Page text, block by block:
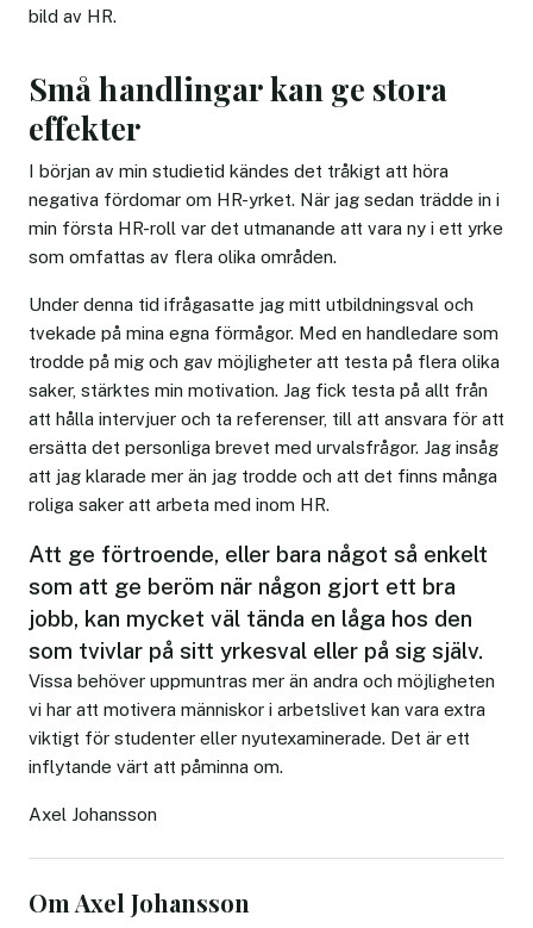
bild av HR.
Små handlingar kan ge stora
effekter
I början av min studietid kändes det tråkigt att höra
negativa fördomar om HR-yrket. När jag sedan trädde in i
min första HR-roll var det utmanande att vara ny i ett yrke
som omfattas av flera olika områden.
Under denna tid ifrågasatte jag mitt utbildningsval och
tvekade på mina egna förmågor. Med en handledare som
trodde på mig och gav möjligheter att testa på flera olika
saker, stärktes min motivation. Jag fick testa på allt från
att hålla intervjuer och ta referenser, till att ansvara för att
ersätta det personliga brevet med urvalsfrågor. Jag insåg
att jag klarade mer än jag trodde och att det finns många
roliga saker att arbeta med inom HR.
Att ge förtroende, eller bara något så enkelt
som att ge beröm när någon gjort ett bra
jobb, kan mycket väl tända en låga hos den
som tvivlar på sitt yrkesval eller på sig själv.
Vissa behöver uppmuntras mer än andra och möjligheten
vi har att motivera människor i arbetslivet kan vara extra
viktigt för studenter eller nyutexaminerade. Det är ett
inflytande värt att påminna om.
Axel Johansson
Om Axel Johansson